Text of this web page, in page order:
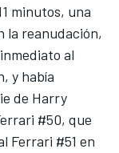
minutos, una
la reanudación,
al
, y había
de Harry
#50, que
Ferrari #51 en